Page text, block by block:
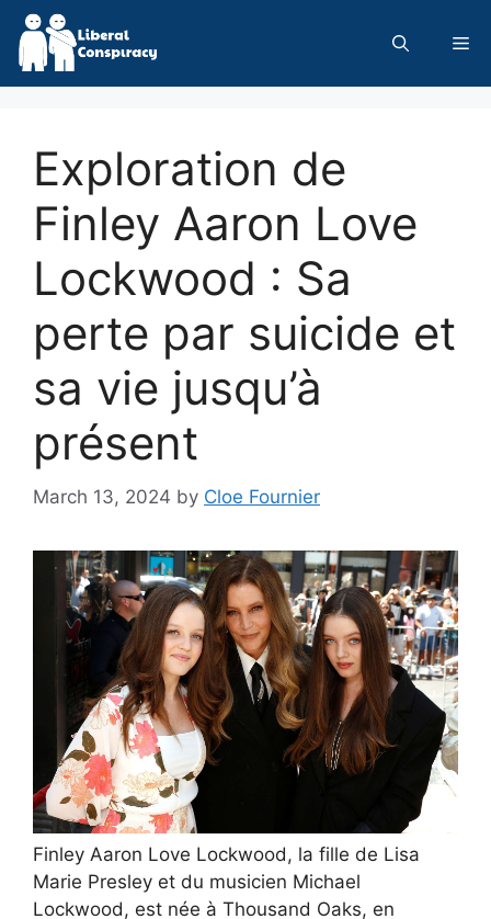
Skip
content
Exploration de
Finley Aaron Love
Lockwood : Sa
perte par suicide et
sa vie jusqu’à
présent
March 13, 2024 by Cloe Fournier
Finley Aaron Love Lockwood, la fille de Lisa
Marie Presley et du musicien Michael
Lockwood, est née à Thousand Oaks, en